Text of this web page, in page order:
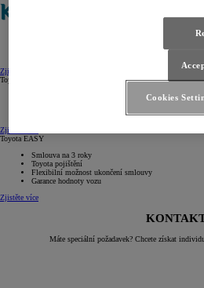
Zjistěte více
Toyota Kredit
Zjistěte více
Toyota EASY
Smlouva na 3 roky
Toyota pojištění
Flexibilní možnost ukončení smlouvy
Garance hodnoty vozu
Zjistěte více
Máte speciální požadavek? Chcete získat
Cookies